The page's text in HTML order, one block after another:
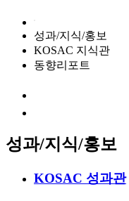
성과/지식/홍보
KOSAC 지식관
동향리포트
성과/지식/홍보
KOSAC 성과관